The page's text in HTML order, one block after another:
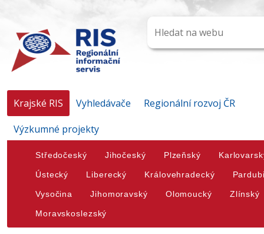
Krajské RIS Vyhledávače
Regionální rozvoj ČR
Výzkumné projekty
Středočeský Jihočeský Plzeňský
Ústecký Liberecký Královehradecký
Vysočina Jihomoravský Olomoucký Zlínský
Moravskoslezský